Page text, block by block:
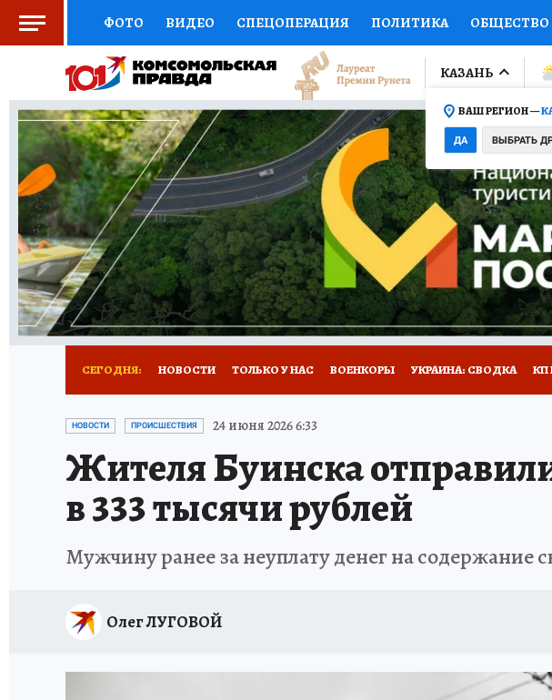
ФОТО ВИДЕО СПЕЦОПЕРАЦИЯ ПОЛИТИКА ОБЩЕСТВО
СОЦПОДДЕРЖКА НАУКА СПОРТ КОЛУМНИСТЫ
ВЫБОР ЭКСПЕРТОВ ДОКТОР ФИНАНСЫ ОТКРЫВАЕМ МИР
КНИЖНАЯ ПОЛКА ПРОГНОЗЫ НА СПОРТ ПРОМОКОДЫ
ПРЕСС-ЦЕНТР НЕДВИЖИМОСТЬ ТЕЛЕВИЗОР КОЛЛЕКЦИИ
РАДИО КП РЕКЛАМА ТЕСТЫ НОВОЕ НА САЙТЕ
КАЗАНЬ
ВАШ РЕГИОН —
ДА ВЫБРАТЬ
СЕГОДНЯ: НОВОСТИ ТОЛЬКО У НАС ВОЕНКОРЫ УКРАИНА: СВОДКА КП
ТЕРРИТОРИЯ ДОБРА ИСПЫТАНО НА СЕБЕ
НОВОСТИ ПРОИСШЕСТВИЯ 24 июня 2026 6:33
Жителя Буинска
в 333 тысячи рублей
Мужчину ранее за неуплату денег на содержание
Олег ЛУГОВОЙ